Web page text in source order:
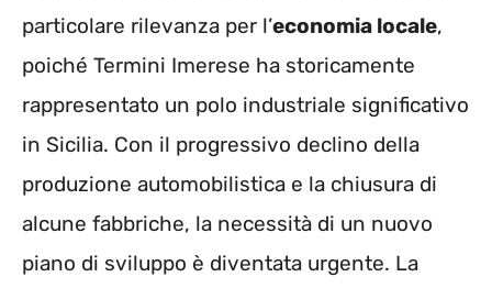
particolare rilevanza per l’economia locale,
poiché Termini Imerese ha storicamente
rappresentato un polo industriale significativo
in Sicilia. Con il progressivo declino della
produzione automobilistica e la chiusura di
alcune fabbriche, la necessità di un nuovo
piano di sviluppo è diventata urgente. La